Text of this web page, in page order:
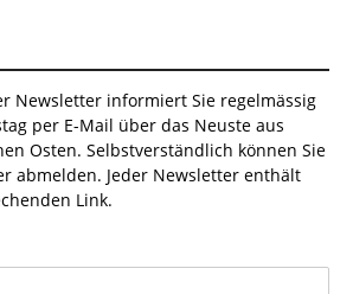
Newsletter informiert Sie regelmässig
per E-Mail über das Neuste aus
Osten. Selbstverständlich können Sie
abmelden. Jeder Newsletter enthält
Link.